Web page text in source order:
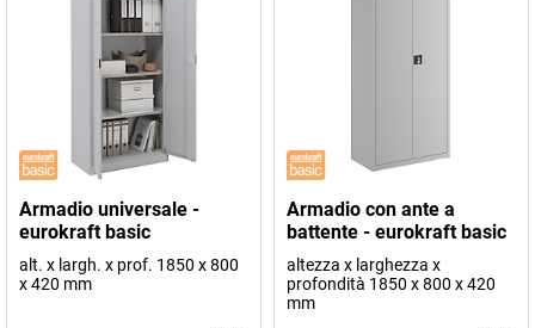
Armadio universale -
eurokraft basic
alt. x largh. x prof. 1850 x 800
x 420 mm
Armadio con ante a
battente - eurokraft basic
altezza x larghezza x
profondità 1850 x 800 x 420
mm